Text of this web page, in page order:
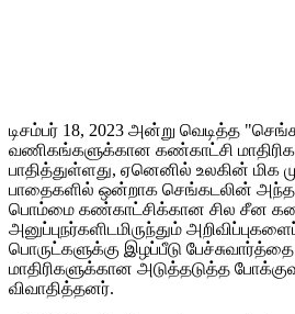
டிசம்பர் 18, 2023 அன்று வெடித்த
வணிகங்களுக்கான கண்காட்சி
பாதித்துள்ளது, ஏனெனில் உலகின் மிக
பாதைகளில் ஒன்றாக செங்கடலின்
பொம்மை கண்காட்சிக்கான சில சீன
அனுப்புநர்களிடமிருந்தும்
பொருட்களுக்கு இழப்பீடு
மாதிரிகளுக்கான அடுத்தடுத்த
விவாதித்தனர்.